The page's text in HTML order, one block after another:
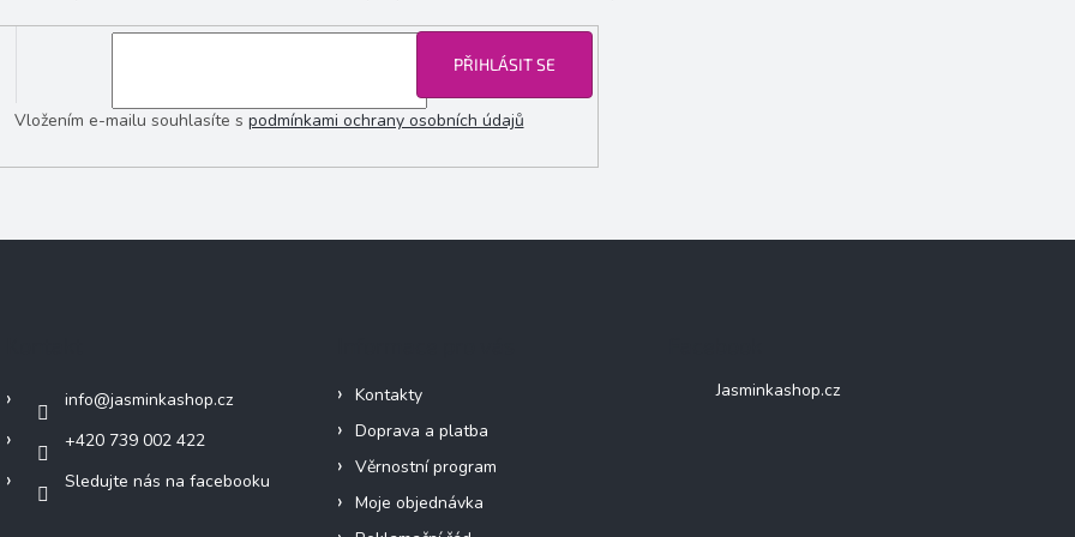
Vložením e-mailu souhlasíte s podmínkami ochrany osobních údajů
PŘIHLÁSIT SE
info@jasminkashop.cz
+420 739 002 422
Sledujte nás na facebooku
Kontakty
Doprava a platba
Věrnostní program
Moje objednávka
Jasminkashop.cz